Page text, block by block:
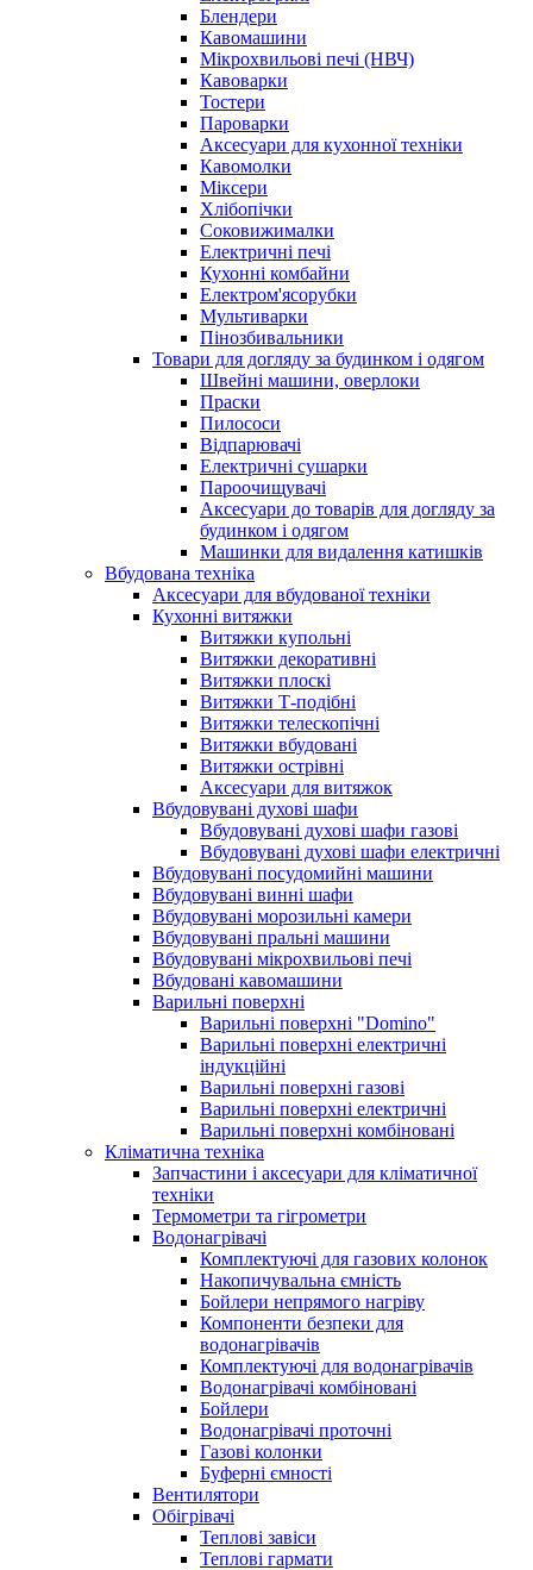
Блендери
Кавомашини
Мікрохвильові печі (НВЧ)
Кавоварки
Тостери
Пароварки
Аксесуари для кухонної техніки
Кавомолки
Міксери
Хлібопічки
Соковижималки
Електричні печі
Кухонні комбайни
Електром'ясорубки
Мультиварки
Пінозбивальники
Товари для догляду за будинком і одягом
Швейні машини, оверлоки
Праски
Пилососи
Відпарювачі
Електричні сушарки
Пароочищувачі
Аксесуари до товарів для догляду за
будинком і одягом
Машинки для видалення катишків
Вбудована техніка
Аксесуари для вбудованої техніки
Кухонні витяжки
Витяжки купольні
Витяжки декоративні
Витяжки плоскі
Витяжки Т-подібні
Витяжки телескопічні
Витяжки вбудовані
Витяжки острівні
Аксесуари для витяжок
Вбудовувані духові шафи
Вбудовувані духові шафи газові
Вбудовувані духові шафи електричні
Вбудовувані посудомийні машини
Вбудовувані винні шафи
Вбудовувані морозильні камери
Вбудовувані пральні машини
Вбудовувані мікрохвильові печі
Вбудовані кавомашини
Варильні поверхні
Варильні поверхні "Domino"
Варильні поверхні електричні
індукційні
Варильні поверхні газові
Варильні поверхні електричні
Варильні поверхні комбіновані
Кліматична техніка
Запчастини і аксесуари для кліматичної
техніки
Термометри та гігрометри
Водонагрівачі
Комплектуючі для газових колонок
Накопичувальна ємність
Бойлери непрямого нагріву
Компоненти безпеки для
водонагрівачів
Комплектуючі для водонагрівачів
Водонагрівачі комбіновані
Бойлери
Водонагрівачі проточні
Газові колонки
Буферні ємності
Вентилятори
Обігрівачі
Теплові завіси
Теплові гармати